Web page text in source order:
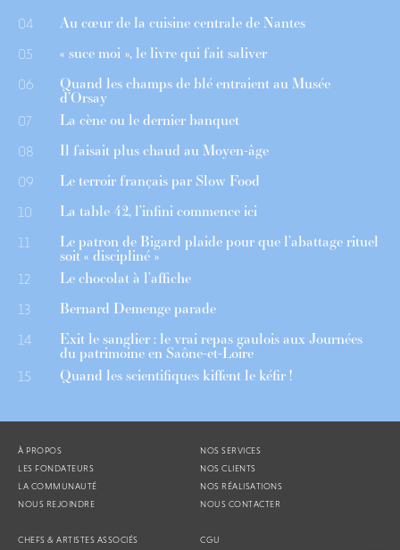
04 Au cœur de la cuisine centrale de Nantes
05 « suce moi », le livre qui fait saliver
06 Quand les champs de blé entraient au Musée
d’Orsay
07 La cène ou le dernier banquet
08 Il faisait plus chaud au Moyen-âge
09 Le terroir français par Slow Food
10 La table 42, l’infini commence ici
11 Le patron de Bigard plaide pour que l’abattage rituel
soit « discipliné »
12 Le chocolat à l’affiche
13 Bernard Demenge parade
14 Exit le sanglier : le vrai repas gaulois aux Journées
du patrimoine en Saône-et-Loire
15 Quand les scientifiques kiffent le kéfir !
À PROPOS
LES FONDATEURS
LA COMMUNAUTÉ
NOUS REJOINDRE
NOS SERVICES
NOS CLIENTS
NOS RÉALISATIONS
NOUS CONTACTER
CHEFS & ARTISTES ASSOCIÉS CGU